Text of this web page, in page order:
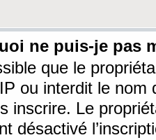
ne puis-je pas
que le
ou interdit le nom
inscrire. Le
désactivé